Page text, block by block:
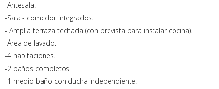
-Antesala.
-Sala - comedor integrados.
- Amplia terraza techada (con prevista para instalar cocina).
-Área de lavado.
-4 habitaciones.
-2 baños completos.
-1 medio baño con ducha independiente.